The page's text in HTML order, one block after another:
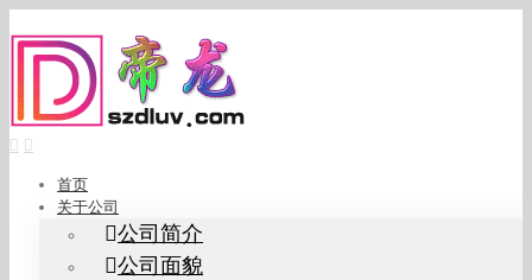
to
content
首页
关于公司
公司简介
公司面貌